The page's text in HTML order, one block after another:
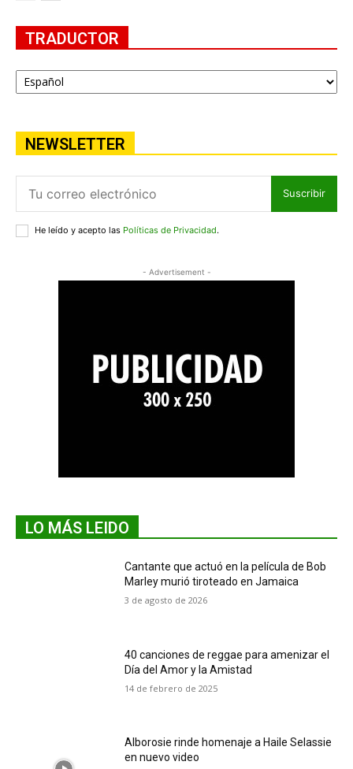
TRADUCTOR
NEWSLETTER
Suscribir
He leído y acepto las Políticas de Privacidad.
- Advertisement -
LO MÁS LEIDO
Cantante que actuó en la película de Bob
Marley murió tiroteado en Jamaica
3 de agosto de 2026
40 canciones de reggae para amenizar el
Día del Amor y la Amistad
14 de febrero de 2025
Alborosie rinde homenaje a Haile Selassie
en nuevo video